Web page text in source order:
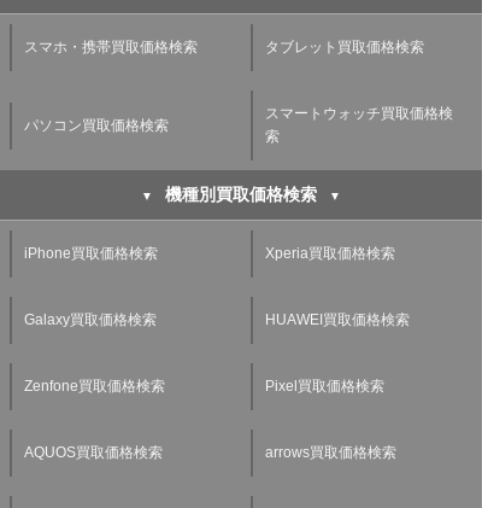
スマホ・携帯買取価格検索 タブレット買取価格検索
パソコン買取価格検索
スマートウォッチ買取価格検
索
機種別買取価格検索
iPhone買取価格検索 Xperia買取価格検索
Galaxy買取価格検索 HUAWEI買取価格検索
Zenfone買取価格検索 Pixel買取価格検索
AQUOS買取価格検索 arrows買取価格検索